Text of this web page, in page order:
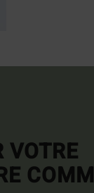
VOTRE